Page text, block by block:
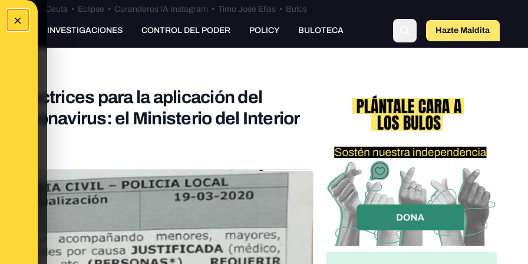
×
•Bulos Ceuta • Eclipse • Curanderos IA Instagram • Timo José Elías • Bulos
INVESTIGACIONES CONTROL DEL PODER POLICY BULOTECA Hazte Maldito
a
directrices para la aplicación del
coronavirus: el Ministerio del Interior